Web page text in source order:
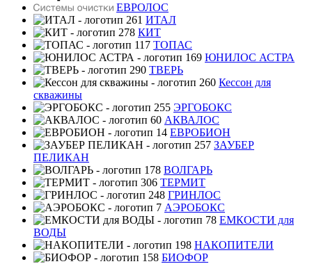
ЕВРОЛОС
ИТАЛ
КИТ
ТОПАС
ЮНИЛОС АСТРА
ТВЕРЬ
Кессон для
скважины
ЭРГОБОКС
АКВАЛОС
ЕВРОБИОН
ЗАУБЕР
ПЕЛИКАН
ВОЛГАРЬ
ТЕРМИТ
ГРИНЛОС
АЭРОБОКС
ЕМКОСТИ для
ВОДЫ
НАКОПИТЕЛИ
БИОФОР